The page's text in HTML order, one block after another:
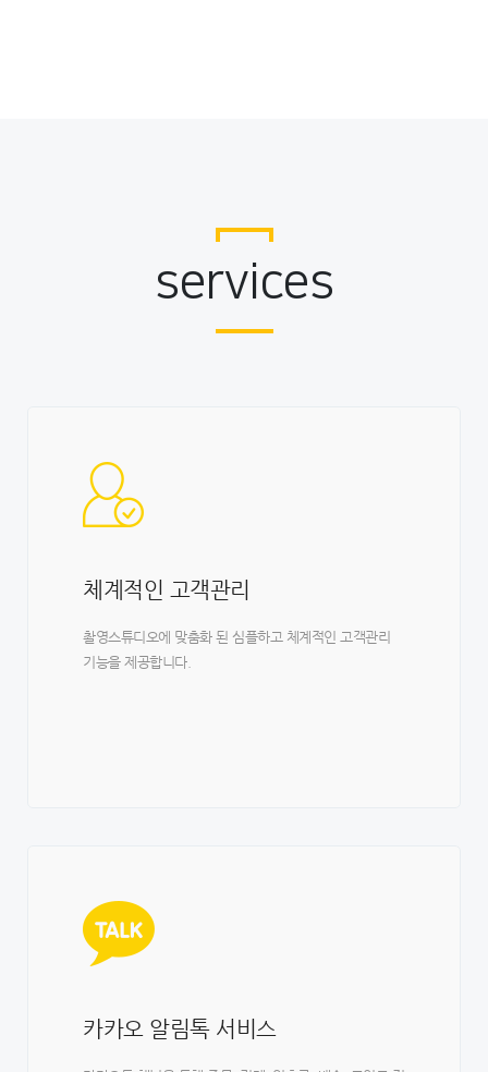
services
체계적인 고객관리
촬영스튜디오에 맞춤화 된 심플하고 체계적인 고객관리
기능을 제공합니다.
카카오 알림톡 서비스